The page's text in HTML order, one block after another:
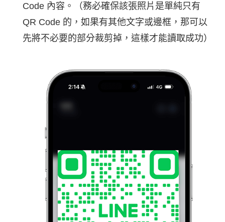
Code 內容。（務必確保該張照片是單純只有
QR Code 的，如果有其他文字或邊框，那可以
先將不必要的部分裁剪掉，這樣才能讀取成功）